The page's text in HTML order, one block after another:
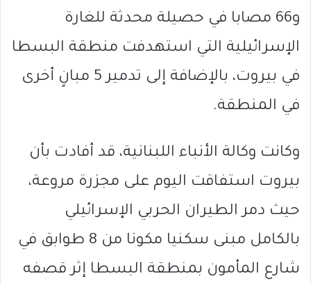
و66 مصابا في حصيلة محدثة للغارة
الإسرائيلية التي استهدفت منطقة البسطا
في بيروت، بالإضافة إلى تدمير 5 مبانٍ أخرى
في المنطقة.
وكانت وكالة الأنباء اللبنانية، قد أفادت بأن
بيروت استفاقت اليوم على مجزرة مروعة،
حيث دمر الطيران الحربي الإسرائيلي
بالكامل مبنى سكنيا مكونا من 8 طوابق في
شارع المأمون بمنطقة البسطا إثر قصفه